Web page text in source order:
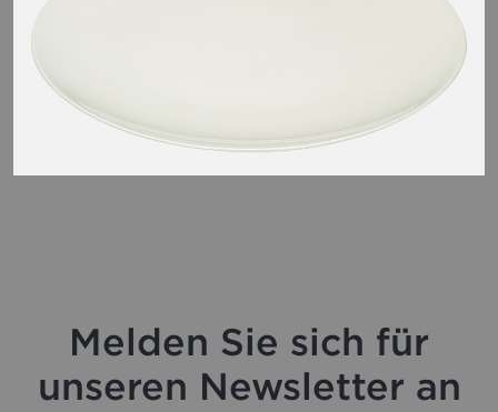
Melden Sie sich für
unseren Newsletter an